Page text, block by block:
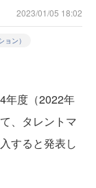
2023/01/05 18:02
ン）
年度（2022年
、タレントマ
すると発表し